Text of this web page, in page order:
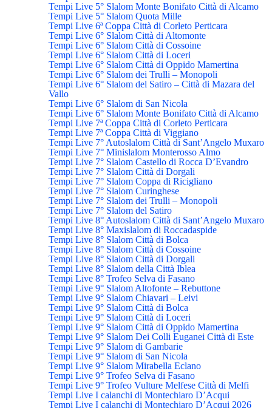
Tempi Live 5° Slalom Monte Bonifato Città di Alcamo
Tempi Live 5° Slalom Quota Mille
Tempi Live 6ª Coppa Città di Corleto Perticara
Tempi Live 6° Slalom Città di Altomonte
Tempi Live 6° Slalom Città di Cossoine
Tempi Live 6° Slalom Città di Loceri
Tempi Live 6° Slalom Città di Oppido Mamertina
Tempi Live 6° Slalom dei Trulli – Monopoli
Tempi Live 6° Slalom del Satiro – Città di Mazara del
Vallo
Tempi Live 6° Slalom di San Nicola
Tempi Live 6° Slalom Monte Bonifato Città di Alcamo
Tempi Live 7ª Coppa Città di Corleto Perticara
Tempi Live 7ª Coppa Città di Viggiano
Tempi Live 7° Autoslalom Città di Sant’Angelo Muxaro
Tempi Live 7° Minislalom Monterosso Almo
Tempi Live 7° Slalom Castello di Rocca D’Evandro
Tempi Live 7° Slalom Città di Dorgali
Tempi Live 7° Slalom Coppa di Ricigliano
Tempi Live 7° Slalom Curinghese
Tempi Live 7° Slalom dei Trulli – Monopoli
Tempi Live 7° Slalom del Satiro
Tempi Live 8° Autoslalom Città di Sant’Angelo Muxaro
Tempi Live 8° Maxislalom di Roccadaspide
Tempi Live 8° Slalom Città di Bolca
Tempi Live 8° Slalom Città di Cossoine
Tempi Live 8° Slalom Città di Dorgali
Tempi Live 8° Slalom della Città Iblea
Tempi Live 8° Trofeo Selva di Fasano
Tempi Live 9° Slalom Altofonte – Rebuttone
Tempi Live 9° Slalom Chiavari – Leivi
Tempi Live 9° Slalom Città di Bolca
Tempi Live 9° Slalom Città di Loceri
Tempi Live 9° Slalom Città di Oppido Mamertina
Tempi Live 9° Slalom Dei Colli Euganei Città di Este
Tempi Live 9° Slalom di Gambarie
Tempi Live 9° Slalom di San Nicola
Tempi Live 9° Slalom Mirabella Eclano
Tempi Live 9° Trofeo Selva di Fasano
Tempi Live 9° Trofeo Vulture Melfese Città di Melfi
Tempi Live I calanchi di Montechiaro D’Acqui
Tempi Live I calanchi di Montechiaro D’Acqui 2026